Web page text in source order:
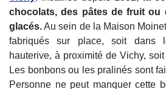
chocolats, des pâtes de fruit ou
glacés.Au sein de la Maison
fabriqués sur place, soit dans
hauterive, à proximité de Vichy,
Les bonbons ou les pralinés sont
Personne ne peut manquer cette